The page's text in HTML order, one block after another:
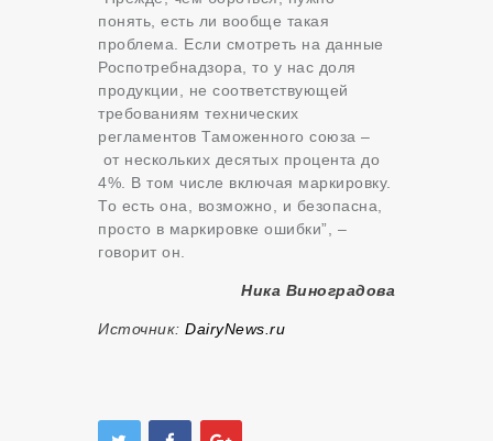
понять, есть ли вообще такая
проблема. Если смотреть на данные
Роспотребнадзора, то у нас доля
продукции, не соответствующей
требованиям технических
регламентов Таможенного союза –
от нескольких десятых процента до
4%. В том числе включая маркировку.
То есть она, возможно, и безопасна,
просто в маркировке ошибки”, –
говорит он.
Ника Виноградова
Источник: DairyNews.ru